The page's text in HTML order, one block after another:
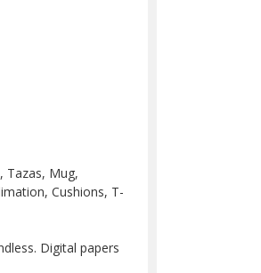
Tazas, Mug,
Cushions, T-
Digital papers